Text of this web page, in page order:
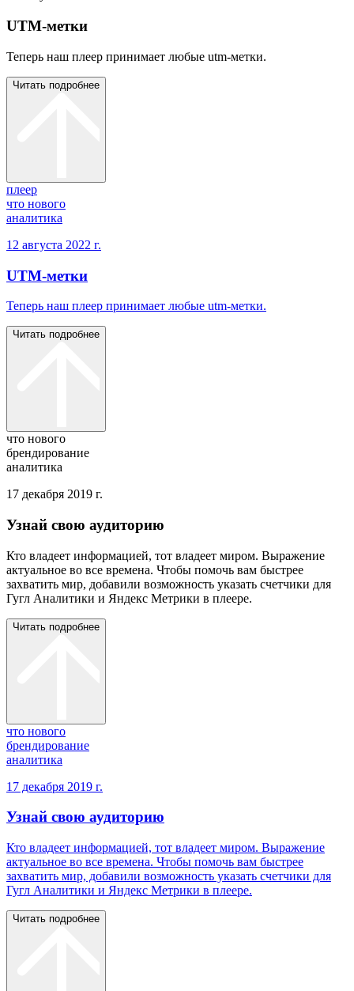
UTM-метки
Теперь наш плеер принимает любые utm-метки.
Читать подробнее
плеер
что нового
аналитика
12 августа 2022 г.
UTM-метки
Теперь наш плеер принимает любые utm-метки.
Читать подробнее
что нового
брендирование
аналитика
17 декабря 2019 г.
Узнай свою аудиторию
Кто владеет информацией, тот владеет миром. Выражение
актуальное во все времена. Чтобы помочь вам быстрее
захватить мир, добавили возможность указать счетчики для
Гугл Аналитики и Яндекс Метрики в плеере.
Читать подробнее
что нового
брендирование
аналитика
17 декабря 2019 г.
Узнай свою аудиторию
Кто владеет информацией, тот владеет миром. Выражение
актуальное во все времена. Чтобы помочь вам быстрее
захватить мир, добавили возможность указать счетчики для
Гугл Аналитики и Яндекс Метрики в плеере.
Читать подробнее